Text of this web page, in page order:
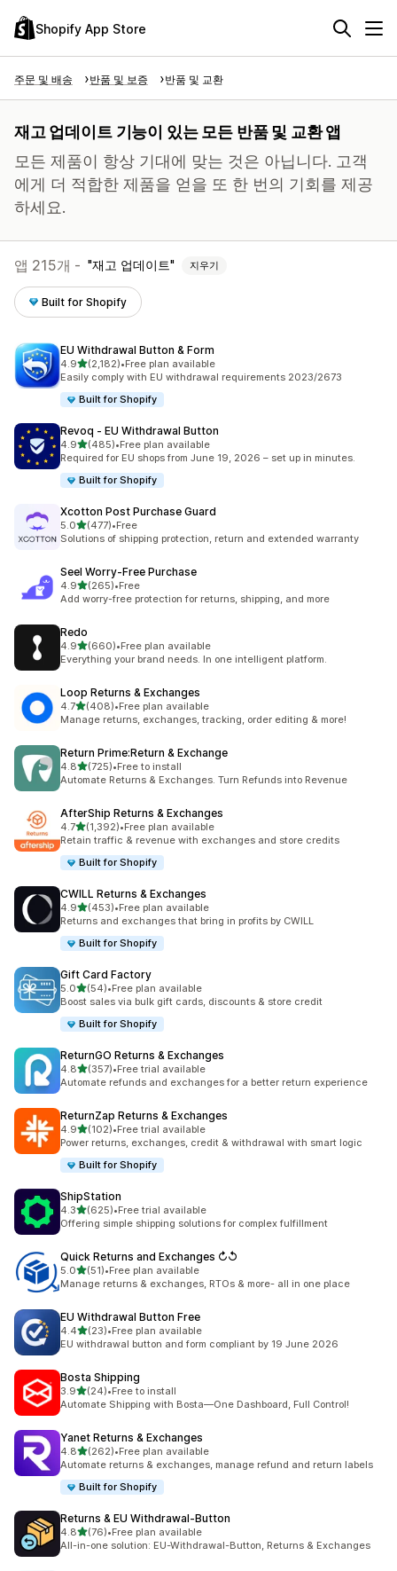
Shopify App Store
주문 및 배송 반품 및 보증 반품 및 교환
재고 업데이트 기능이 있는 모든 반품 및 교환 앱
모든 제품이 항상 기대에 맞는 것은 아닙니다. 고객
에게 더 적합한 제품을 얻을 또 한 번의 기회를 제공
하세요.
앱 215개 - 재고 업데이트 지우기
Built for Shopify
EU Withdrawal Button & Form
4.9별 5개 중
(2,182)
총 리뷰 2182개
•Free plan available
Easily comply with EU withdrawal requirements 2023/2673
Built for Shopify
Revoq ‑ EU Withdrawal Button
4.9별 5개 중
(485)
총 리뷰 485개
•Free plan available
Required for EU shops from June 19, 2026 – set up in minutes.
Built for Shopify
Xcotton Post Purchase Guard
5.0별 5개 중
(477)
총 리뷰 477개
•Free
Solutions of shipping protection, return and extended warranty
Seel Worry‑Free Purchase
4.9별 5개 중
(265)
총 리뷰 265개
•Free
Add worry-free protection for returns, shipping, and more
Redo
4.9별 5개 중
(660)
총 리뷰 660개
•Free plan available
Everything your brand needs. In one intelligent platform.
Loop Returns & Exchanges
4.7별 5개 중
(408)
총 리뷰 408개
•Free plan available
Manage returns, exchanges, tracking, order editing & more!
Return Prime:Return & Exchange
4.8별 5개 중
(725)
총 리뷰 725개
•Free to install
Automate Returns & Exchanges. Turn Refunds into Revenue
AfterShip Returns & Exchanges
4.7별 5개 중
(1,392)
총 리뷰 1392개
•Free plan available
Retain traffic & revenue with exchanges and store credits
Built for Shopify
CWILL Returns & Exchanges
4.9별 5개 중
(453)
총 리뷰 453개
•Free plan available
Returns and exchanges that bring in profits by CWILL
Built for Shopify
Gift Card Factory
5.0별 5개 중
(54)
총 리뷰 54개
•Free plan available
Boost sales via bulk gift cards, discounts & store credit
Built for Shopify
ReturnGO Returns & Exchanges
4.8별 5개 중
(357)
총 리뷰 357개
•Free trial available
Automate refunds and exchanges for a better return experience
ReturnZap Returns & Exchanges
4.9별 5개 중
(102)
총 리뷰 102개
•Free trial available
Power returns, exchanges, credit & withdrawal with smart logic
Built for Shopify
ShipStation
4.3별 5개 중
(625)
총 리뷰 625개
•Free trial available
Offering simple shipping solutions for complex fulfillment
Quick Returns and Exchanges ↻↺
5.0별 5개 중
(51)
총 리뷰 51개
•Free plan available
Manage returns & exchanges, RTOs & more- all in one place
EU Withdrawal Button Free
4.4별 5개 중
(23)
총 리뷰 23개
•Free plan available
EU withdrawal button and form compliant by 19 June 2026
Bosta Shipping
3.9별 5개 중
(24)
총 리뷰 24개
•Free to install
Automate Shipping with Bosta—One Dashboard, Full Control!
Yanet Returns & Exchanges
4.8별 5개 중
(262)
총 리뷰 262개
•Free plan available
Automate returns & exchanges, manage refund and return labels
Built for Shopify
Returns & EU Withdrawal‑Button
4.8별 5개 중
(76)
총 리뷰 76개
•Free plan available
All-in-one solution: EU-Withdrawal-Button, Returns & Exchanges